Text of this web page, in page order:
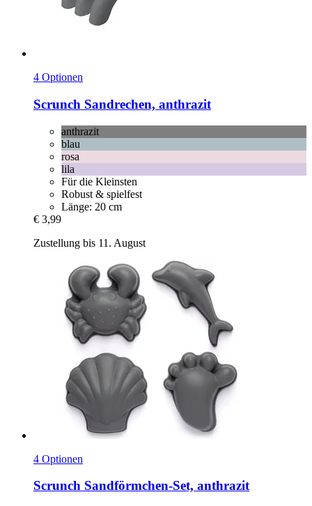
4 Optionen
Scrunch Sandrechen, anthrazit
anthrazit
blau
rosa
lila
Für die Kleinsten
Robust & spielfest
Länge: 20 cm
€ 3,99
Zustellung bis 11. August
4 Optionen
Scrunch Sandförmchen-​Set, anthrazit